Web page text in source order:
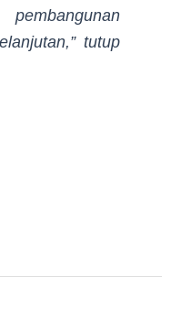
tutup